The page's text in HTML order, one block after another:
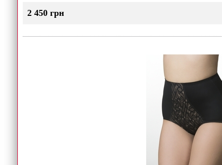
2 450 грн